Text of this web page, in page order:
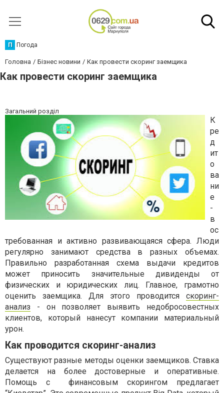
П Погода
Головна Бізнес новини Как провести скоринг заемщика
Как провести скоринг заемщика
Загальний розділ
К
ре
д
ит
о
ва
ни
е
-
в
ос
требованная и активно развивающаяся сфера. Люди
регулярно занимают средства в разных объемах.
Правильно разработанная схема выдачи кредитов
может приносить значительные дивиденды от
физических и юридических лиц. Главное, грамотно
оценить заемщика. Для этого проводится скоринг-
анализ - он позволяет выявить недобросовестных
клиентов, который нанесут компании материальный
урон.
Как проводится скоринг-анализ
Существуют разные методы оценки заемщиков. Ставка
делается на более достоверные и оперативные.
Помощь с финансовым скорингом предлагает